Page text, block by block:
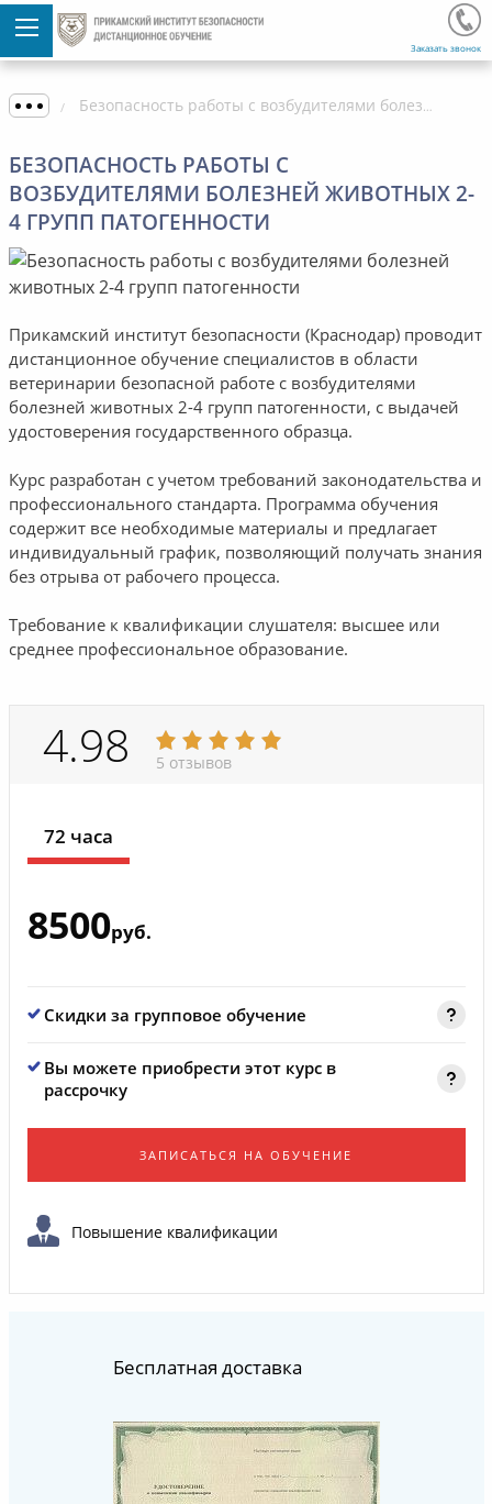
Заказать звонок
Безопасность работы с возбудителями болезней животных 2-4 групп патогенности
БЕЗОПАСНОСТЬ РАБОТЫ С
ВОЗБУДИТЕЛЯМИ БОЛЕЗНЕЙ ЖИВОТНЫХ 2-
4 ГРУПП ПАТОГЕННОСТИ
Прикамский институт безопасности (Краснодар) проводит
дистанционное обучение специалистов в области
ветеринарии безопасной работе с возбудителями
болезней животных 2-4 групп патогенности, с выдачей
удостоверения государственного образца.
Курс разработан с учетом требований законодательства и
профессионального стандарта. Программа обучения
содержит все необходимые материалы и предлагает
индивидуальный график, позволяющий получать знания
без отрыва от рабочего процесса.
Требование к квалификации слушателя: высшее или
среднее профессиональное образование.
4.98 5 отзывов
72 часа
8500руб.
Скидки за групповое обучение
Вы можете приобрести этот курс в
рассрочку
ЗАПИСАТЬСЯ НА ОБУЧЕНИЕ
Повышение квалификации
Бесплатная доставка